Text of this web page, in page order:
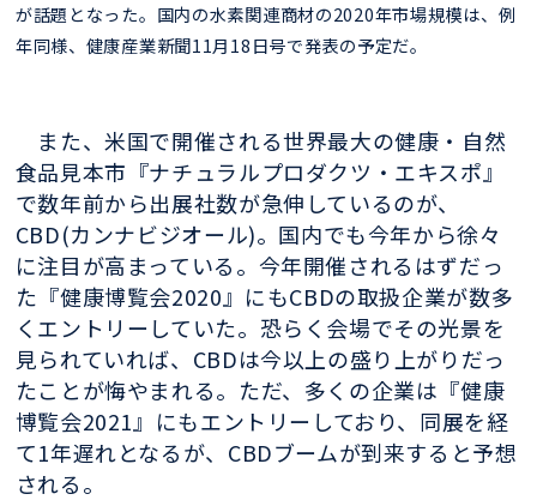
が話題となった。国内の水素関連商材の2020年市場規模は、例
年同様、健康産業新聞11月18日号で発表の予定だ。
また、米国で開催される世界最大の健康・自然
食品見本市『ナチュラルプロダクツ・エキスポ』
で数年前から出展社数が急伸しているのが、
CBD(カンナビジオール)。国内でも今年から徐々
に注目が高まっている。今年開催されるはずだっ
た『健康博覧会2020』にもCBDの取扱企業が数多
くエントリーしていた。恐らく会場でその光景を
見られていれば、CBDは今以上の盛り上がりだっ
たことが悔やまれる。ただ、多くの企業は『健康
博覧会2021』にもエントリーしており、同展を経
て1年遅れとなるが、CBDブームが到来すると予想
される。